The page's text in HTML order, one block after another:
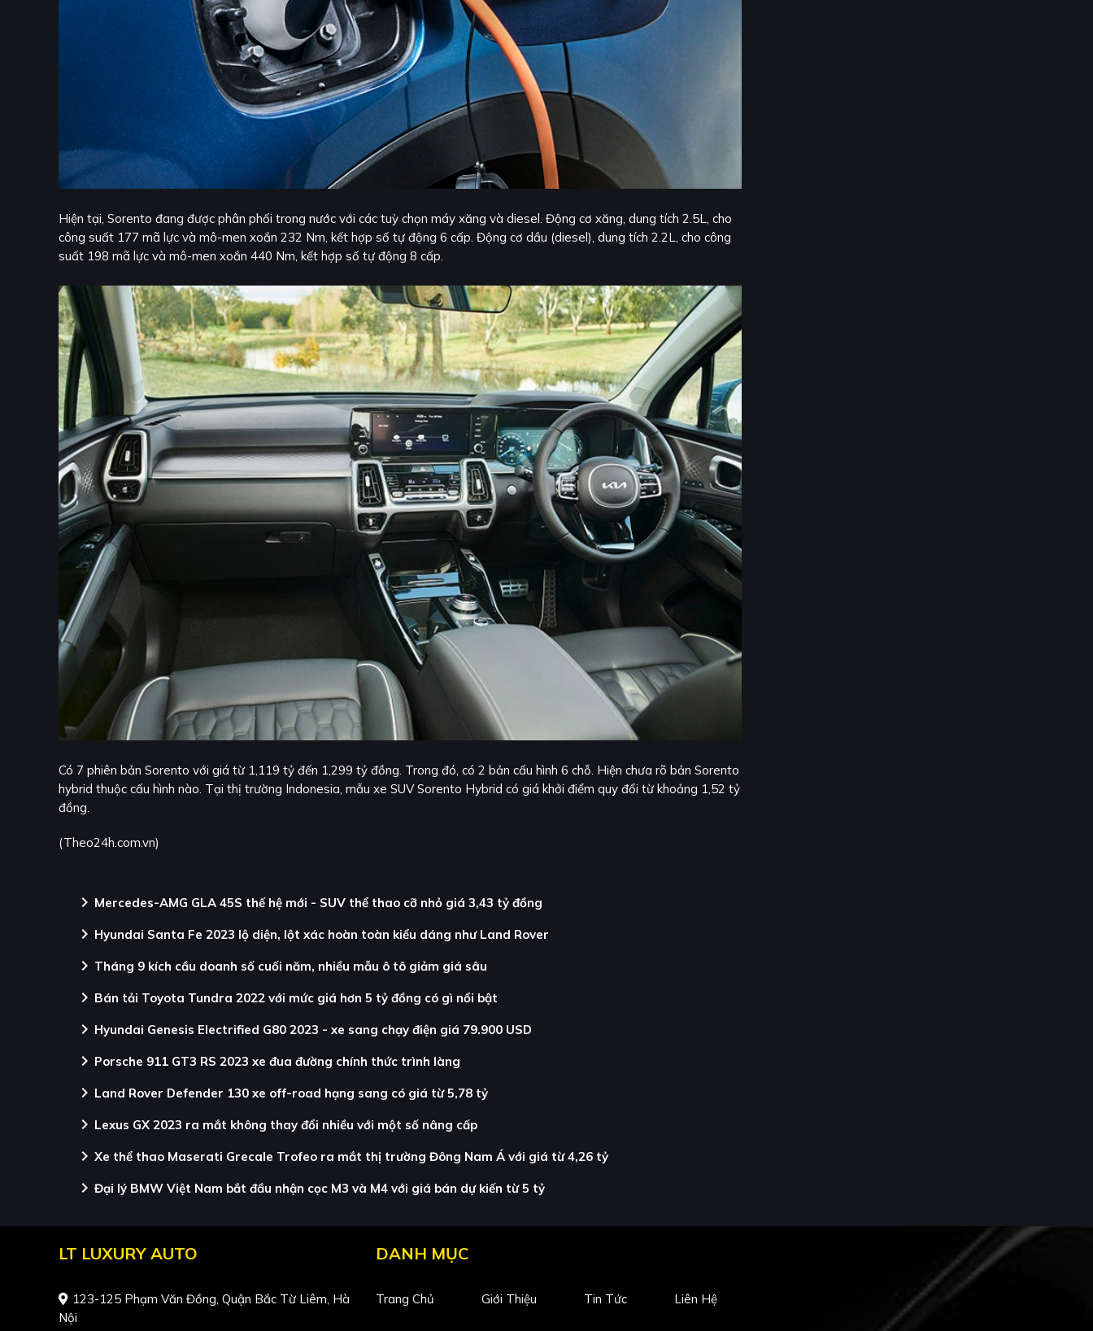
Hiện tại, Sorento đang được phân phối trong nước với các tuỳ chọn máy xăng và diesel. Động cơ xăng, dung tích 2.5L, cho
công suất 177 mã lực và mô-men xoắn 232 Nm, kết hợp số tự động 6 cấp. Động cơ dầu (diesel), dung tích 2.2L, cho công
suất 198 mã lực và mô-men xoắn 440 Nm, kết hợp số tự động 8 cấp.
Có 7 phiên bản Sorento với giá từ 1,119 tỷ đến 1,299 tỷ đồng. Trong đó, có 2 bản cấu hình 6 chỗ. Hiện chưa rõ bản Sorento
hybrid thuộc cấu hình nào. Tại thị trường Indonesia, mẫu xe SUV Sorento Hybrid có giá khởi điểm quy đổi từ khoảng 1,52 tỷ
đồng.
(Theo24h.com.vn)
chevron_right Mercedes-AMG GLA 45S thế hệ mới - SUV thể thao cỡ nhỏ giá 3,43 tỷ đồng
chevron_right Hyundai Santa Fe 2023 lộ diện, lột xác hoàn toàn kiểu dáng như Land Rover
chevron_right Tháng 9 kích cầu doanh số cuối năm, nhiều mẫu ô tô giảm giá sâu
chevron_right Bán tải Toyota Tundra 2022 với mức giá hơn 5 tỷ đồng có gì nổi bật
chevron_right Hyundai Genesis Electrified G80 2023 - xe sang chạy điện giá 79.900 USD
chevron_right Porsche 911 GT3 RS 2023 xe đua đường chính thức trình làng
chevron_right Land Rover Defender 130 xe off-road hạng sang có giá từ 5,78 tỷ
chevron_right Lexus GX 2023 ra mắt không thay đổi nhiều với một số nâng cấp
chevron_right Xe thể thao Maserati Grecale Trofeo ra mắt thị trường Đông Nam Á với giá từ 4,26 tỷ
chevron_right Đại lý BMW Việt Nam bắt đầu nhận cọc M3 và M4 với giá bán dự kiến từ 5 tỷ
LT LUXURY AUTO
123-125 Phạm Văn Đồng, Quận Bắc Từ Liêm, Hà
Nội
DANH MỤC
Trang Chủ Giới Thiệu Tin Tức Liên Hệ